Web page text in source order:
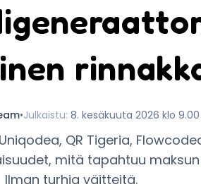
•Julkaistu: 8. kesäkuuta 2026 klo 9.00
QR Tigeria,
mitä tapahtuu
Ilman turhia väitteitä.